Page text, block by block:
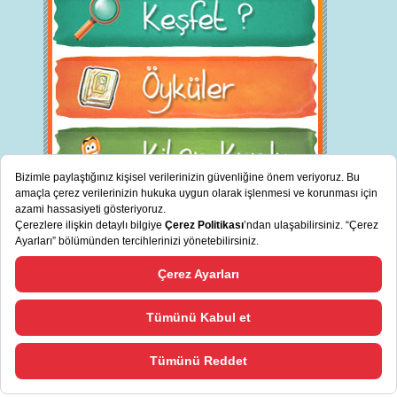
cevreciyiz.com Türkiye’nin sürdürülebilir bankası TSKB tarafından
desteklenmektedir."
Copyright © 2013